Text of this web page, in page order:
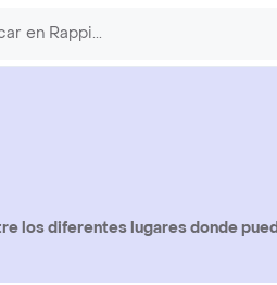
los diferentes lugares donde